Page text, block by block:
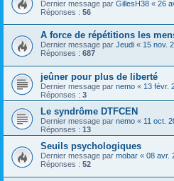
Dernier message par GillesH38 « 26
Réponses : 56
A force de répétitions les
Dernier message par Jeudi « 15 nov.
Réponses : 687
jeûner pour plus de liberté
Dernier message par nemo « 13 févr.
Réponses : 3
Le syndrôme DTFCEN
Dernier message par nemo « 11 oct.
Réponses : 13
Seuils psychologiques
Dernier message par mobar « 08 avr.
Réponses : 52